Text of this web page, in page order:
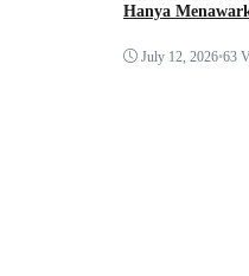
Hanya
July 12, 2026•63